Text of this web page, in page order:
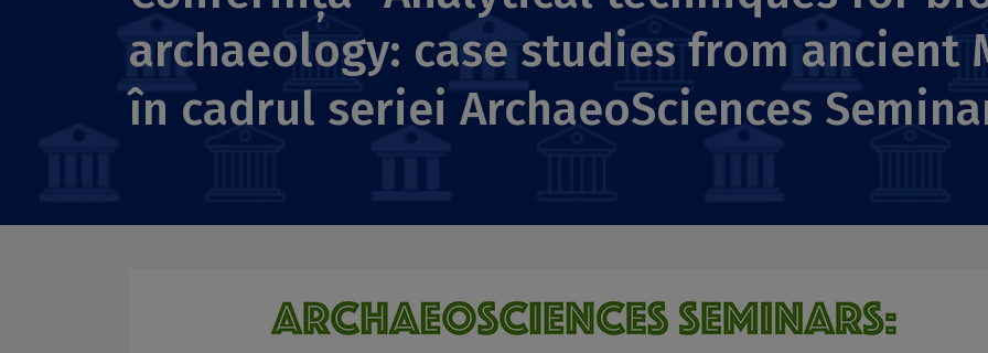
archaeology: case studies from ancient
în cadrul seriei ArchaeoSciences